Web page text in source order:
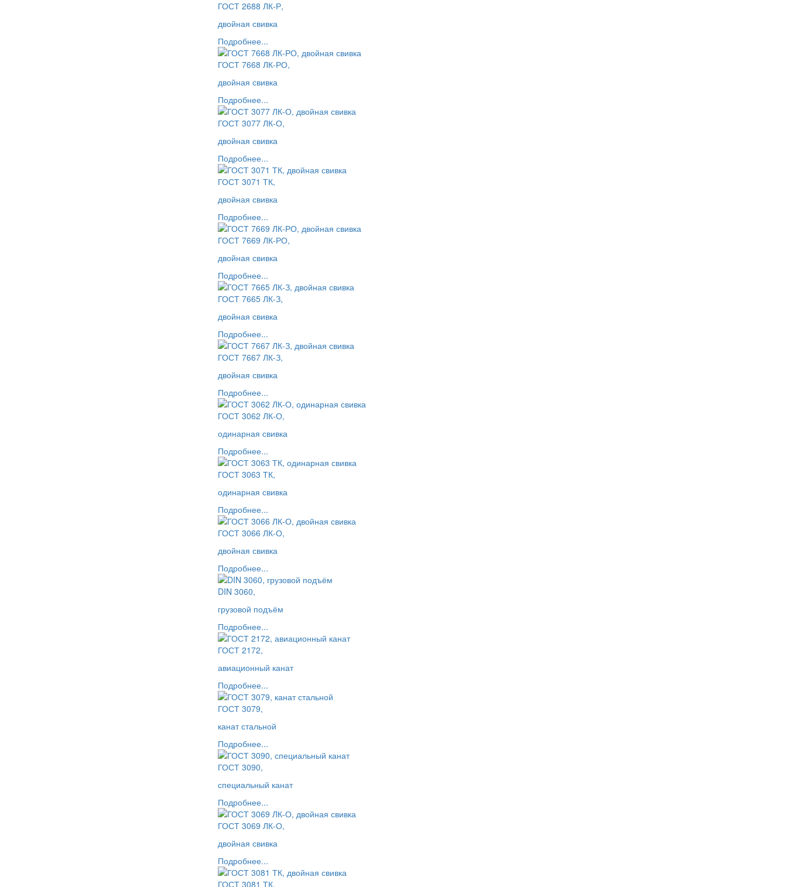
ГОСТ 2688 ЛК-Р,
двойная свивка
Подробнее...
ГОСТ 7668 ЛК-РО,
двойная свивка
Подробнее...
ГОСТ 3077 ЛК-О,
двойная свивка
Подробнее...
ГОСТ 3071 ТК,
двойная свивка
Подробнее...
ГОСТ 7669 ЛК-РО,
двойная свивка
Подробнее...
ГОСТ 7665 ЛК-З,
двойная свивка
Подробнее...
ГОСТ 7667 ЛК-З,
двойная свивка
Подробнее...
ГОСТ 3062 ЛК-О,
одинарная свивка
Подробнее...
ГОСТ 3063 ТК,
одинарная свивка
Подробнее...
ГОСТ 3066 ЛК-О,
двойная свивка
Подробнее...
DIN 3060,
грузовой подъём
Подробнее...
ГОСТ 2172,
авиационный канат
Подробнее...
ГОСТ 3079,
канат стальной
Подробнее...
ГОСТ 3090,
специальный канат
Подробнее...
ГОСТ 3069 ЛК-О,
двойная свивка
Подробнее...
ГОСТ 3081 ТК,